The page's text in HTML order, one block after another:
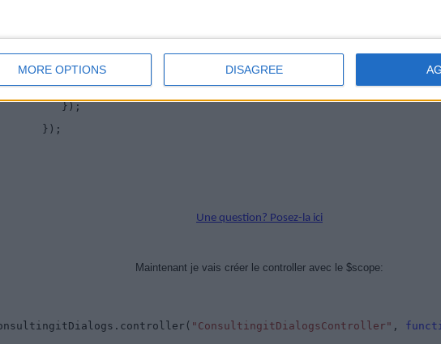
MORE OPTIONS DISAGREE
if(window.StatusBar) {
}
});
});
Une question? Posez-la ici
Maintenant je vais créer le controller avec le $scope:
"ConsultingitDialogsController" ,